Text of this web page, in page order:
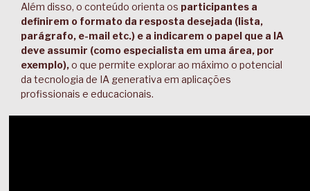
Além disso, o conteúdo orienta os participantes a
definirem o formato da resposta desejada (lista,
parágrafo, e-mail etc.) e a indicarem o papel que a IA
deve assumir (como especialista em uma área, por
exemplo),o que permite explorar ao máximo o potencial
da tecnologia de IA generativa em aplicações
profissionais e educacionais.